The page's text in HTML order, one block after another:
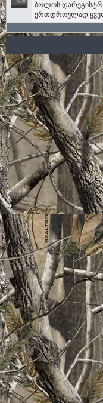
ბოლოს
ერთდროულად